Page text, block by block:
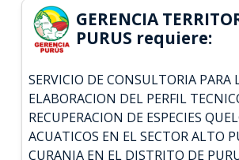
GERENCIA
PURUS requiere:
SERVICIO DE CONSULTORIA PARA
ELABORACION DEL PERFIL
RECUPERACION DE ESPECIES
ACUATICOS EN EL SECTOR ALTO
CURANJA EN EL DISTRITO DE